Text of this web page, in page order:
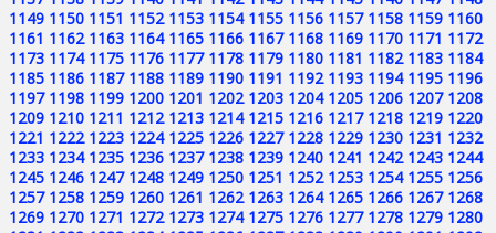
1149 1150 1151 1152 1153 1154 1155 1156 1157 1158 1159 1160
1161 1162 1163 1164 1165 1166 1167 1168 1169 1170 1171 1172
1173 1174 1175 1176 1177 1178 1179 1180 1181 1182 1183 1184
1185 1186 1187 1188 1189 1190 1191 1192 1193 1194 1195 1196
1197 1198 1199 1200 1201 1202 1203 1204 1205 1206 1207 1208
1209 1210 1211 1212 1213 1214 1215 1216 1217 1218 1219 1220
1221 1222 1223 1224 1225 1226 1227 1228 1229 1230 1231 1232
1233 1234 1235 1236 1237 1238 1239 1240 1241 1242 1243 1244
1245 1246 1247 1248 1249 1250 1251 1252 1253 1254 1255 1256
1257 1258 1259 1260 1261 1262 1263 1264 1265 1266 1267 1268
1269 1270 1271 1272 1273 1274 1275 1276 1277 1278 1279 1280